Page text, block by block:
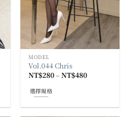
MODEL
Vol.044 Chris
NT$280– NT$480價
到
選擇規格